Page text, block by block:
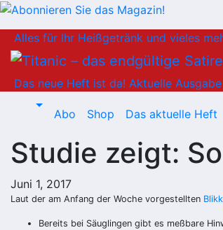
Inhalt
springen
Alles für Ihr Heißgetränk und vieles
Das neue Heft ist da! Aktuelle
Abo Shop Das aktuelle Heft
Studie zeigt:
Juni 1, 2017
Laut der am Anfang der Woche vorgestellten
Bereits bei Säuglingen gibt es meßbare